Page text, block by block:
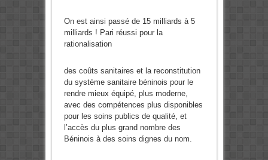
On est ainsi passé de 15 milliards à 5
milliards ! Pari réussi pour la
rationalisation
des coûts sanitaires et la reconstitution
du système sanitaire béninois pour le
rendre mieux équipé, plus moderne,
avec des compétences plus disponibles
pour les soins publics de qualité, et
l’accès du plus grand nombre des
Béninois à des soins dignes du nom.